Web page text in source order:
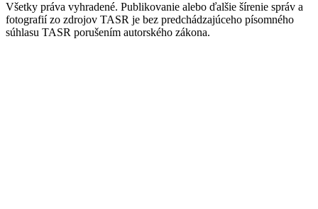
Všetky práva vyhradené. Publikovanie alebo ďalšie šírenie správ a
fotografií zo zdrojov TASR je bez predchádzajúceho písomného
súhlasu TASR porušením autorského zákona.